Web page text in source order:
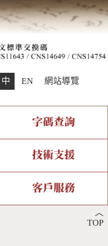
中 EN 網站導覽
全字庫現況
專有名詞介紹
字碼查詢
部件查詢
注音查詢
技術支援
造字解決方案
轉碼Web Service
客戶服務
︿
TOP